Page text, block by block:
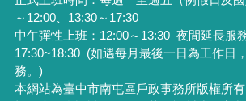
～12:00、13:30～17:30
中午彈性上班：12:00～13:30 夜間延長服
17:30~18:30 (如遇每月最後一日為工作日
務。)
本網站為臺中市南屯區戶政事務所版權所